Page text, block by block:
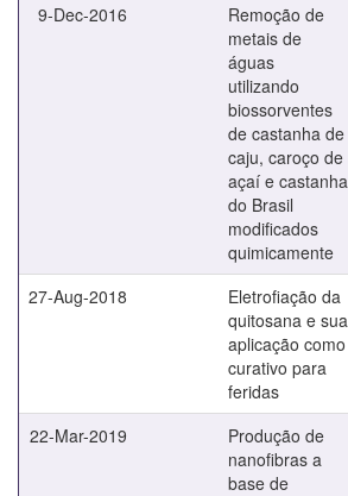
9-Dec-2016
Remoção de
metais de
águas
utilizando
biossorventes
de castanha de
caju, caroço de
açaí e castanha
do Brasil
modificados
quimicamente
27-Aug-2018
Eletrofiação da
quitosana e sua
aplicação como
curativo para
feridas
22-Mar-2019
Produção de
nanofibras a
base de